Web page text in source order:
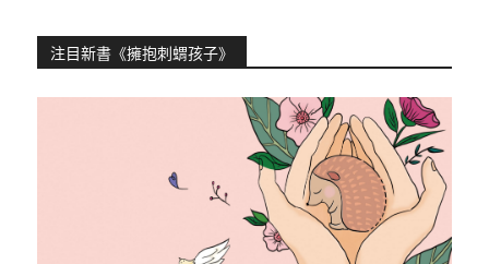
注目新書《擁抱刺蝟孩子》